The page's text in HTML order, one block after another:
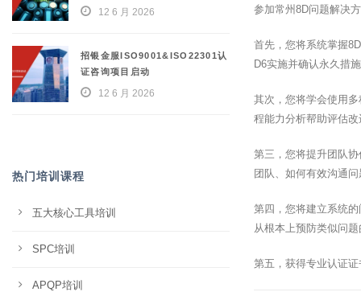
参加常州8D问题解决
首先，您将系统掌握
D6实施并确认永久措
其次，您将学会使用
程能力分析帮助评估
第三，您将提升团队
团队、如何有效沟通
第四，您将建立系统
从根本上预防类似问
第五，获得专业认证
12 6 月 2026
招银金服ISO9001&ISO22301认
证咨询项目启动
12 6 月 2026
热门培训课程
五大核心工具培训
SPC培训
APQP培训